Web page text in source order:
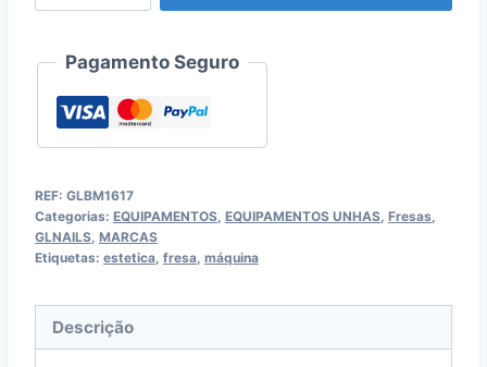
Pagamento Seguro
REF: GLBM1617
Categorias: EQUIPAMENTOS, EQUIPAMENTOS UNHAS, Fresas,
GLNAILS, MARCAS
Etiquetas: estetica, fresa, máquina
Descrição